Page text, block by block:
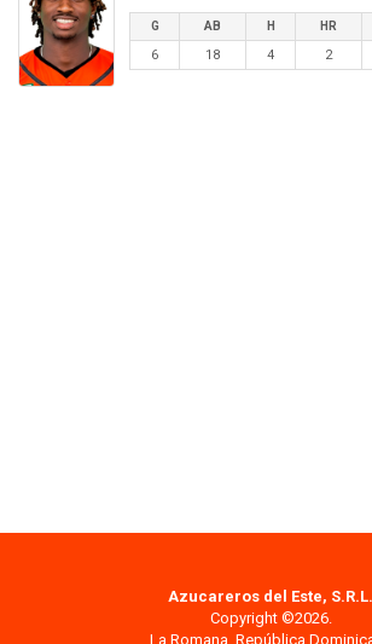
G AB H HR
6 18 4 2
Azucareros del Este, S.R.L.
Copyright ©2026.
La Romana, República